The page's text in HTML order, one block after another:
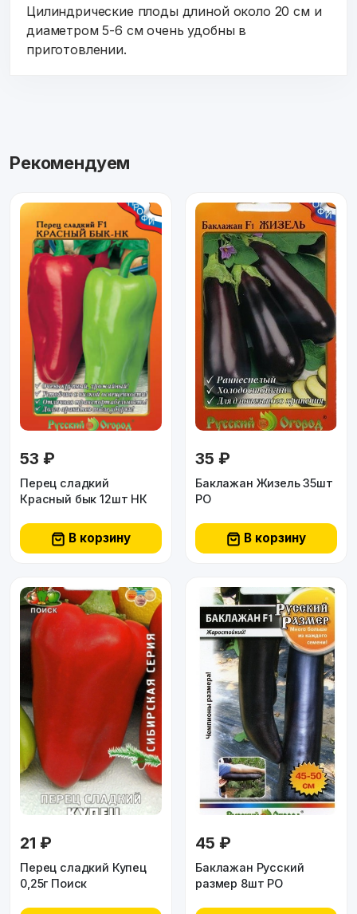
Цилиндрические плоды длиной около 20 см и
диаметром 5-6 см очень удобны в
приготовлении.
Рекомендуем
53 ₽
Перец сладкий
Красный бык 12шт НК
В корзину
35 ₽
Баклажан Жизель 35шт
РО
В корзину
21 ₽
Перец сладкий Купец
0,25г Поиск
45 ₽
Баклажан Русский
размер 8шт РО